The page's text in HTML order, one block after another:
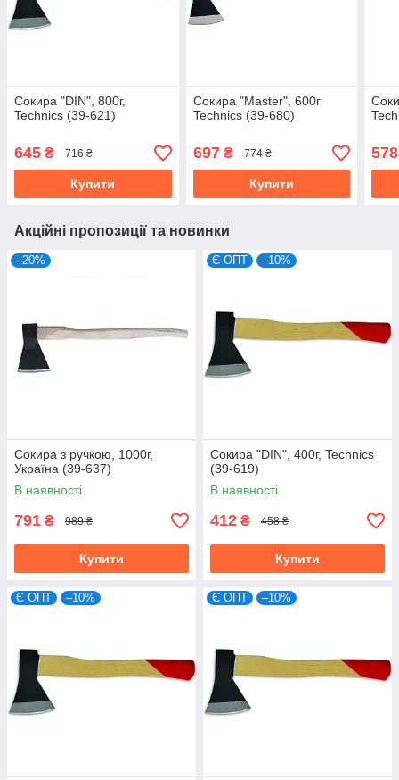
Сокира "DIN", 800г,
Technics (39-621)
645 ₴ 716 ₴
Купити
Сокира "Master", 600г
Technics (39-680)
697₴ 774 ₴
Купити
578
Акційні пропозиції та новинки
–20%
Сокира з ручкою, 1000г,
Україна (39-637)
В наявності
791 ₴ 989 ₴
Купити
Є ОПТ –10%
Сокира "DIN", 400г, Technics
(39-619)
В наявності
412 ₴ 458 ₴
Купити
Є ОПТ –10% Є ОПТ –10%